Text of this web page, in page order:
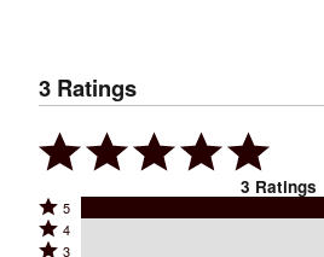
3 Ratings
3 Ratings
Rated
5
5
Rated
4
3